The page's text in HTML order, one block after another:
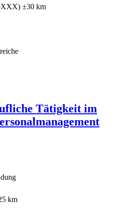
) ±30 km
Tätigkeit im
km